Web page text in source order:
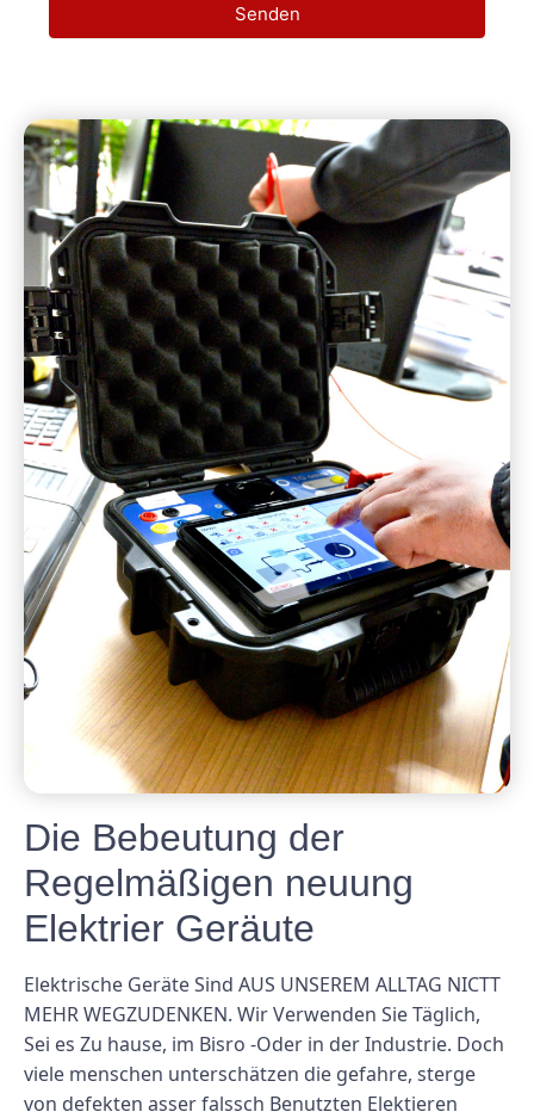
Senden
Die Bebeutung der
Regelmäßigen neuung
Elektrier Geräute
Elektrische Geräte Sind AUS UNSEREM ALLTAG NICTT
MEHR WEGZUDENKEN. Wir Verwenden Sie Täglich,
Sei es Zu hause, im Bisro -Oder in der Industrie. Doch
viele menschen unterschätzen die gefahre, sterge
von defekten asser falssch Benutzten Elektieren